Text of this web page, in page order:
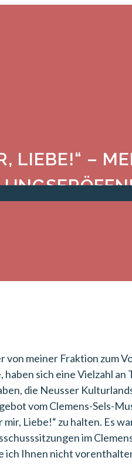
LIEBE!“ –
von meiner Fraktion zum
sich eine Vielzahl an
die Neusser
vom Clemens-Sels-
Liebe!“ zu halten. Es
im
Ihnen nicht